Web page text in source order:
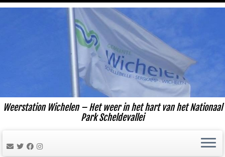
Ga
Weerstation Wichelen – Het weer in het hart van het Nationaal
Park Scheldevallei